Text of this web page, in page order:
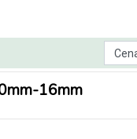
16mm